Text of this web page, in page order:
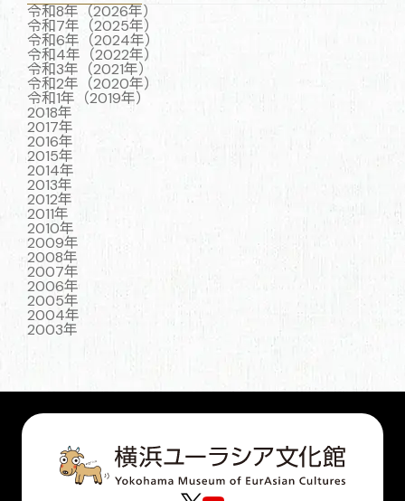
令和8年（2026年）
令和7年（2025年）
令和6年（2024年）
令和4年（2022年）
令和3年（2021年）
令和2年（2020年）
令和1年（2019年）
2018年
2017年
2016年
2015年
2014年
2013年
2012年
2011年
2010年
2009年
2008年
2007年
2006年
2005年
2004年
2003年